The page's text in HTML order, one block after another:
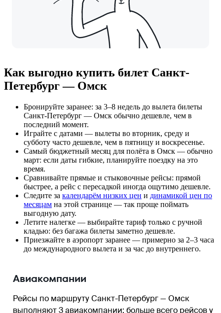
Как выгодно купить билет Санкт-
Петербург — Омск
Бронируйте заранее: за 3–8 недель до вылета билеты
Санкт-Петербург — Омск обычно дешевле, чем в
последний момент.
Играйте с датами — вылеты во вторник, среду и
субботу часто дешевле, чем в пятницу и воскресенье.
Самый бюджетный месяц для полёта в Омск — обычно
март: если даты гибкие, планируйте поездку на это
время.
Сравнивайте прямые и стыковочные рейсы: прямой
быстрее, а рейс с пересадкой иногда ощутимо дешевле.
Следите за календарём низких цен и динамикой цен по
месяцам на этой странице — так проще поймать
выгодную дату.
Летите налегке — выбирайте тариф только с ручной
кладью: без багажа билеты заметно дешевле.
Приезжайте в аэропорт заранее — примерно за 2–3 часа
до международного вылета и за час до внутреннего.
Авиакомпании
Рейсы по маршруту Санкт-Петербург — Омск
выполняют 3 авиакомпании; больше всего рейсов у